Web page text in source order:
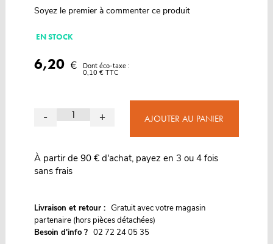
Soyez le premier à commenter ce produit
EN STOCK
6,20 € Dont éco-taxe :
0,10 € TTC
- + AJOUTER AU PANIER
À partir de 90 € d'achat, payez en 3 ou 4 fois
sans frais
Livraison et retour : Gratuit avec votre magasin
partenaire (hors pièces détachées)
Besoin d'info ? 02 72 24 05 35